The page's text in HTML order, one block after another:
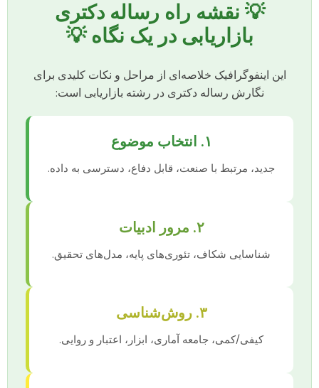
💡 نقشه راه رساله دکتری
بازاریابی در یک نگاه 💡
این اینفوگرافیک خلاصه‌ای از مراحل و نکات کلیدی برای
نگارش رساله دکتری در رشته بازاریابی است:
۱. انتخاب موضوع
جدید، مرتبط با صنعت، قابل دفاع، دسترسی به داده.
۲. مرور ادبیات
شناسایی شکاف، تئوری‌های پایه، مدل‌های تحقیق.
۳. روش‌شناسی
کیفی/کمی، جامعه آماری، ابزار، اعتبار و روایی.